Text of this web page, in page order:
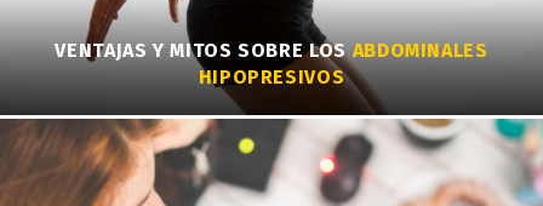
VENTAJAS Y MITOS SOBRE LOS ABDOMINALES
HIPOPRESIVOS